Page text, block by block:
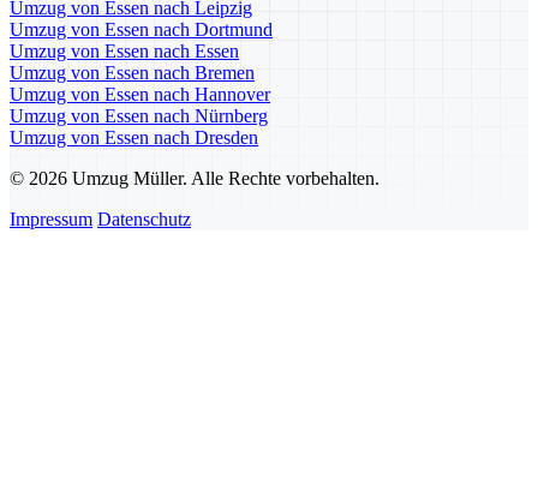
Umzug von Essen nach Leipzig
Umzug von Essen nach Dortmund
Umzug von Essen nach Essen
Umzug von Essen nach Bremen
Umzug von Essen nach Hannover
Umzug von Essen nach Nürnberg
Umzug von Essen nach Dresden
© 2026 Umzug Müller. Alle Rechte vorbehalten.
Impressum Datenschutz